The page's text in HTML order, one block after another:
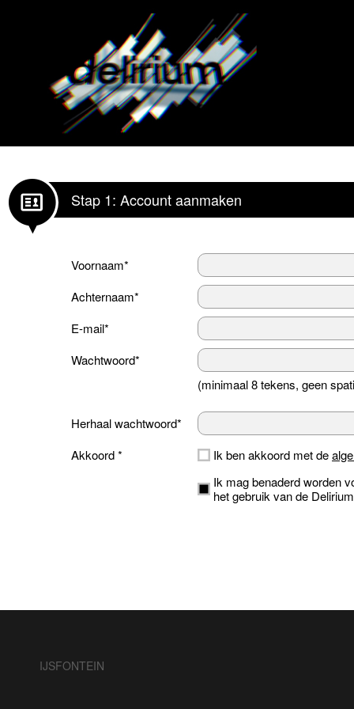
Stap 1: Account aanmaken
Voornaam*
Achternaam*
E-mail*
Wachtwoord*
(minimaal 8 tekens, geen
Herhaal wachtwoord*
Akkoord *
Ik ben akkoord met de
Ik mag benaderd worden
het gebruik van de
IJSFONTEIN